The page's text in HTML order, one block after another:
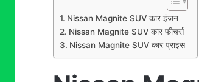
Nissan Magnite SUV कार इंजन
Nissan Magnite SUV कार फीचर्स
Nissan Magnite SUV कार प्राइस